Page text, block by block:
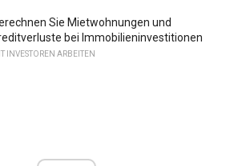
Sie Mietwohnungen und
bei Immobilieninvestitionen
INVESTOREN ARBEITEN